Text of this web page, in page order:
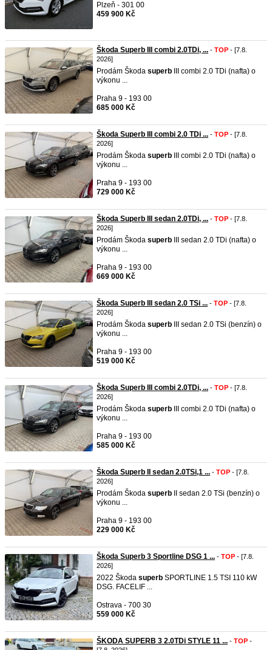
Plzeň - 301 00
459 900 Kč
Škoda Superb III combi 2.0TDi, ... - TOP - [7.8.
2026]
Prodám Škoda superb III combi 2.0 TDi (nafta) o
výkonu ...
Praha 9 - 193 00
685 000 Kč
Škoda Superb III combi 2.0 TDi ... - TOP - [7.8.
2026]
Prodám Škoda superb III combi 2.0 TDi (nafta) o
výkonu ...
Praha 9 - 193 00
729 000 Kč
Škoda Superb III sedan 2.0TDi, ... - TOP - [7.8.
2026]
Prodám Škoda superb III sedan 2.0 TDi (nafta) o
výkonu ...
Praha 9 - 193 00
669 000 Kč
Škoda Superb III sedan 2.0 TSi ... - TOP - [7.8.
2026]
Prodám Škoda superb III sedan 2.0 TSi (benzín) o
výkonu ...
Praha 9 - 193 00
519 000 Kč
Škoda Superb III combi 2.0TDi, ... - TOP - [7.8.
2026]
Prodám Škoda superb III combi 2.0 TDi (nafta) o
výkonu ...
Praha 9 - 193 00
585 000 Kč
Škoda Superb II sedan 2.0TSi,1 ... - TOP - [7.8.
2026]
Prodám Škoda superb II sedan 2.0 TSi (benzín) o
výkonu ...
Praha 9 - 193 00
229 000 Kč
Škoda Superb 3 Sportline DSG 1 ... - TOP - [7.8.
2026]
2022 Škoda superb SPORTLINE 1.5 TSI 110 kW
DSG. FACELIF ...
Ostrava - 700 30
559 000 Kč
ŠKODA SUPERB 3 2.0TDi STYLE 11 ... - TOP -